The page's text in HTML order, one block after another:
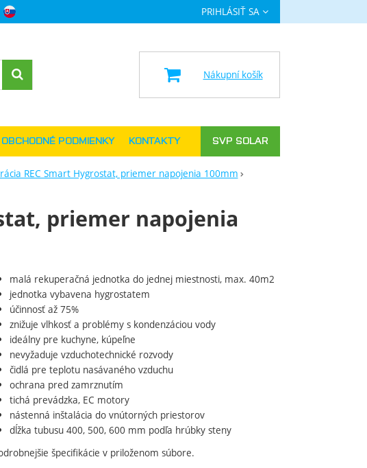
REC Smart Hygrostat, priemer napojenia 100mm
priemer napojenia
malá rekuperačná jednotka do jednej miestnosti, max. 40m2
jednotka vybavena hygrostatem
účinnosť až 75%
znižuje vlhkosť a problémy s kondenzáciou vody
ideálny pre kuchyne, kúpeľne
nevyžaduje vzduchotechnické rozvody
čidlá pre teplotu nasávaného vzduchu
ochrana pred zamrznutím
tichá prevádzka, EC motory
nástenná inštalácia do vnútorných priestorov
dĺžka tubusu 400, 500, 600 mm podľa hrúbky steny
špecifikácie v priloženom súbore.
OBCHODNÉ PODMIENKY KONTAKTY SVP SOLAR
verzia
PRIHLÁSIŤ SA
Nákupní košík